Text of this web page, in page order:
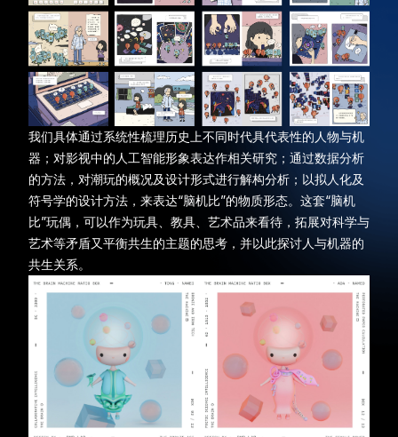
我们具体通过系统性梳理历史上不同时代具代表性的人物与机
器；对影视中的人工智能形象表达作相关研究；通过数据分析
的方法，对潮玩的概况及设计形式进行解构分析；以拟人化及
符号学的设计方法，来表达“脑机比”的物质形态。这套“脑机
比”玩偶，可以作为玩具、教具、艺术品来看待，拓展对科学与
艺术等矛盾又平衡共生的主题的思考，并以此探讨人与机器的
共生关系。